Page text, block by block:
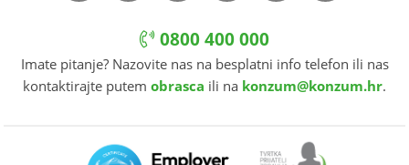
0800 400 000
Imate pitanje? Nazovite nas na besplatni info telefon ili nas
kontaktirajte putem obrasca ili na konzum@konzum.hr.